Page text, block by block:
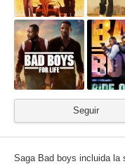
Seguir
Saga Bad boys incluida la